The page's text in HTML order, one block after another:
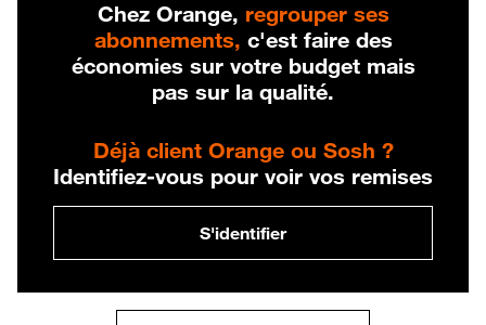
Chez Orange, regrouper ses
abonnements, c'est faire des
économies sur votre budget mais
pas sur la qualité.
Déjà client Orange ou Sosh ?
Identifiez-vous pour voir vos remises
S'identifier